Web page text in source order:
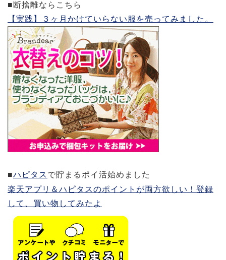
■断捨離ならこちら
【実践】３ヶ月かけていらない服を売ってみました。
■ハピタス で貯まるポイ活始めました
楽天アプリ＆ハピタスのポイントが両方欲しい！登録
して、買い物してみたよ